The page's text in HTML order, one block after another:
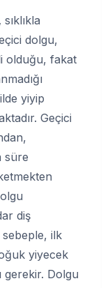
sıklıkla
dolgu,
olduğu, fakat
yiyip
Geçici
süre
diş
sebeple, ilk
yiyecek
gerekir. Dolgu